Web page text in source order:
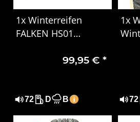
1x Winterreifen
FALKEN HS01
R17 98V XL DOT 3221
99,95 € *
72 D B
1x
72